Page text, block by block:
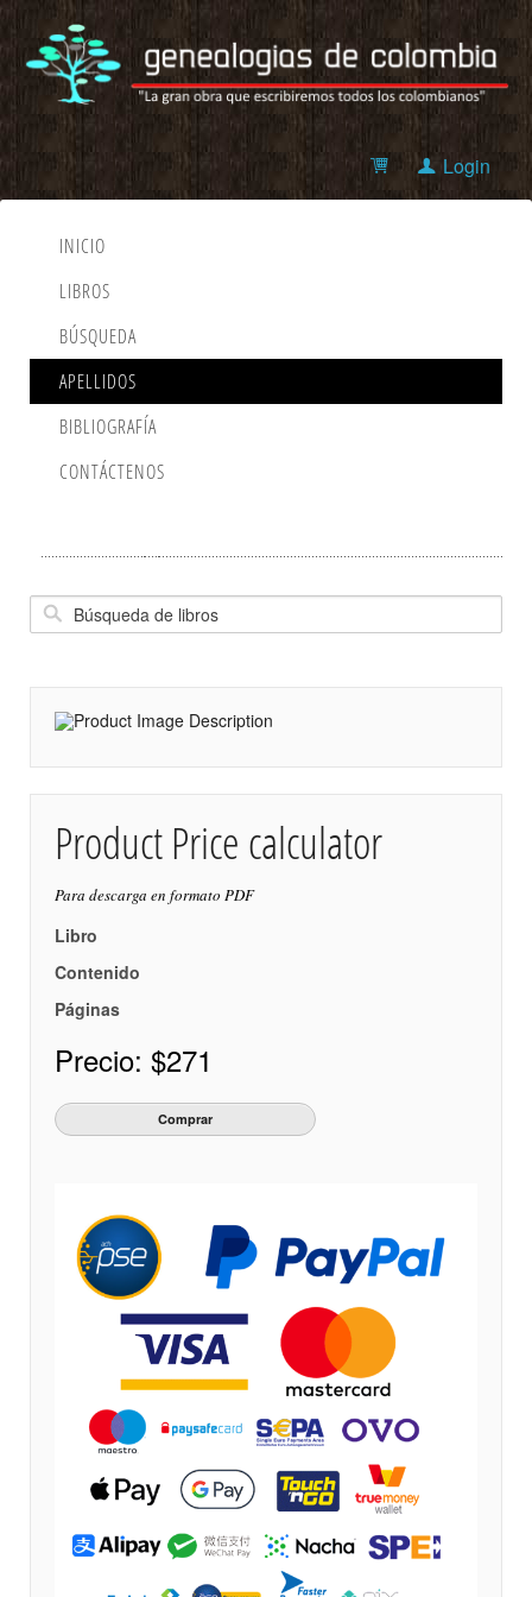
Login
INICIO
LIBROS
BÚSQUEDA
APELLIDOS
BIBLIOGRAFÍA
CONTÁCTENOS
Product Price calculator
Para descarga en formato PDF
Libro
Contenido
Páginas
Precio: $271